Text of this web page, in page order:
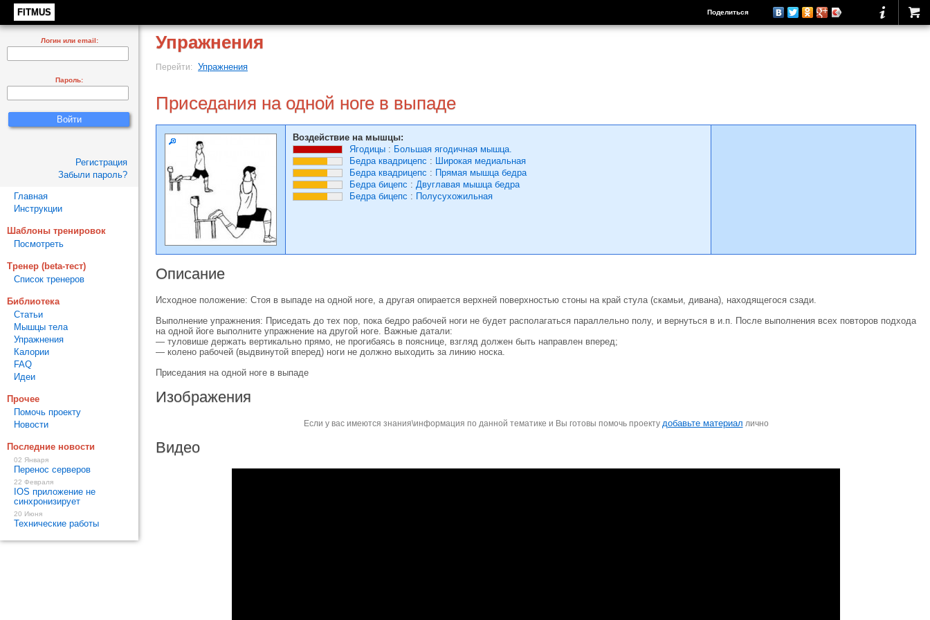
FITMUS Поделиться
Упражнения
Перейти: Упражнения
Приседания на одной ноге в выпаде
Воздействие на мышцы:
Ягодицы : Большая ягодичная мышца.
Бедра квадрицепс : Широкая медиальная
Бедра квадрицепс : Прямая мышца бедра
Бедра бицепс : Двуглавая мышца бедра
Бедра бицепс : Полусухожильная
Описание
Исходное положение: Стоя в выпаде на одной ноге, а другая опирается верхней поверхностью стоны на край стула (скамьи, дивана), находящегося сзади.
Выполнение упражнения: Приседать до тех пор, пока бедро рабочей ноги не будет располагаться параллельно полу, и вернуться в и.п. После выполнения всех повторов подхода
на одной йоге выполните упражнение на другой ноге. Важные датали:
— туловише держать вертикально прямо, не прогибаясь в пояснице, взгляд должен быть направлен вперед;
— колено рабочей (выдвинутой вперед) ноги не должно выходить за линию носка.
Приседания на одной ноге в выпаде
Изображения
Если у вас имеются знания\информация по данной тематике и Вы готовы помочь проекту добавьте материал лично
Видео
Логин или email:
Пароль:
Регистрация
Забыли пароль?
Главная
Инструкции
Шаблоны тренировок
Посмотреть
Тренер (beta-тест)
Список тренеров
Библиотека
Статьи
Мышцы тела
Упражнения
Калории
FAQ
Идеи
Прочее
Помочь проекту
Новости
Последние новости
02 Января
Перенос серверов
22 Февраля
IOS приложение не
синхронизирует
20 Июня
Технические работы